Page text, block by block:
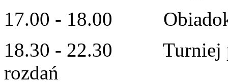
17.00 - 18.00
18.30 - 22.30 Turniej
rozdań